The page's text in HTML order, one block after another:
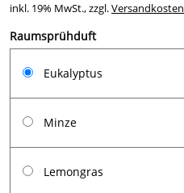
inkl. 19% MwSt., zzgl.Versandkosten
Raumsprühduft
Eukalyptus
Minze
Lemongras